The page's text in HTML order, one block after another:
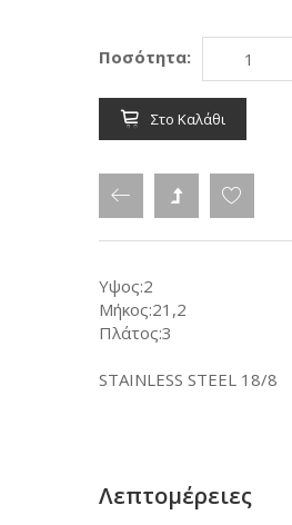
Ποσότητα:
Στο Καλάθι
Υψος:2
Μήκος:21,2
Πλάτος:3
STAINLESS STEEL 18/8
Λεπτομέρειες